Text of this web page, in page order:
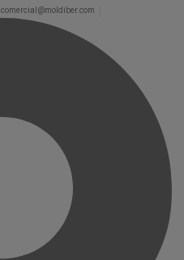
comercial@moldiber.com